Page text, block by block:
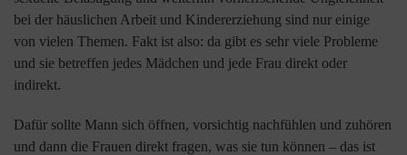
bei der häuslichen Arbeit und Kindererziehung sind nur einige
von vielen Themen. Fakt ist also: da gibt es sehr viele Probleme
und sie betreffen jedes Mädchen und jede Frau direkt oder
indirekt.
Dafür sollte Mann sich öffnen, vorsichtig nachfühlen und zuhören
und dann die Frauen direkt fragen, was sie tun können – das ist